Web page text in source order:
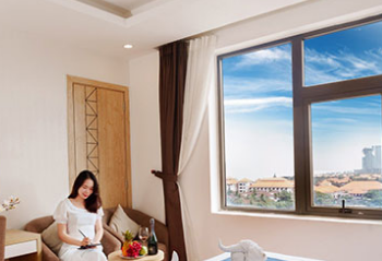
đêm đối với thời gian cao điểm từ 29/
lịch dương): 09/02 - 13/02 (5 đêm)
09 (1 đêm)
6, 14/6, 21/6, 28/6, 12/7
8757